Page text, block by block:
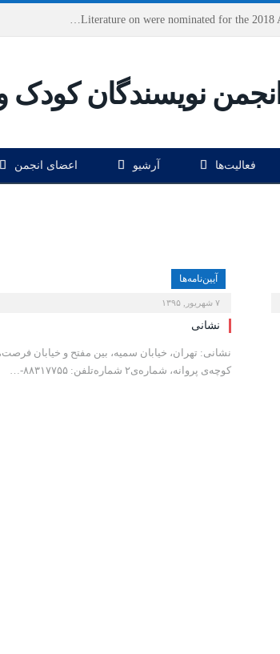
فعالیت‌ها آرشیو اعضای انجمن
آیین‌نامه‌ها
۷ شهریور, ۱۳۹۵
نشانی
نشانی: تهران، خیابان سمیه، بین مفتح و خیابان فرصت،
کوچه‌ی پروانه، شماره‌ی۲ شماره‌تلفن: ۸۸۳۱۷۷۵۵-…